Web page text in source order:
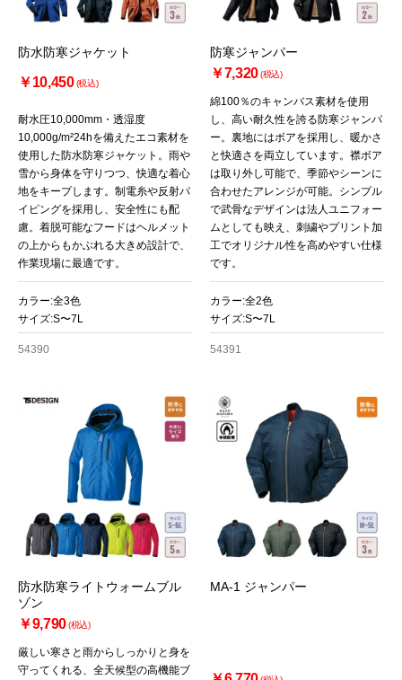
防水防寒ジャケット
￥10,450 (税込)
耐水圧10,000mm・透湿度
10,000g/m²24hを備えたエコ素材を
使用した防水防寒ジャケット。雨や
雪から身体を守りつつ、快適な着心
地をキープします。制電糸や反射パ
イピングを採用し、安全性にも配
慮。着脱可能なフードはヘルメット
の上からもかぶれる大きめ設計で、
作業現場に最適です。
カラー:全3色
サイズ:S〜7L
54390
防寒ジャンパー
￥7,320(税込)
綿100％のキャンバス素材を使用
し、高い耐久性を誇る防寒ジャンパ
ー。裏地にはボアを採用し、暖かさ
と快適さを両立しています。襟ボア
は取り外し可能で、季節やシーンに
合わせたアレンジが可能。シンプル
で武骨なデザインは法人ユニフォー
ムとしても映え、刺繍やプリント加
工でオリジナル性を高めやすい仕様
です。
カラー:全2色
サイズ:S〜7L
54391
防水防寒ライトウォームブル
ゾン
￥9,790(税込)
厳しい寒さと雨からしっかりと身を
守ってくれる、全天候型の高機能ブ
MA-1 ジャンパー